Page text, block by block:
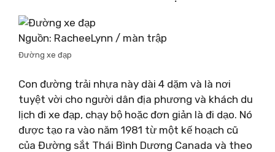
Nguồn: RacheeLynn / màn trập
Đường xe đạp
Con đường trải nhựa này dài 4 dặm và là nơi
tuyệt vời cho người dân địa phương và khách du
lịch đi xe đạp, chạy bộ hoặc đơn giản là đi dạo. Nó
được tạo ra vào năm 1981 từ một kế hoạch cũ
của Đường sắt Thái Bình Dương Canada và theo